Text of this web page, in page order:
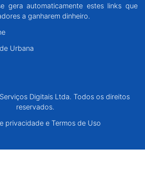
gera automaticamente estes links que
a ganharem dinheiro.
Urbana
Digitais Ltda. Todos os direitos
reservados.
privacidade e Termos de Uso